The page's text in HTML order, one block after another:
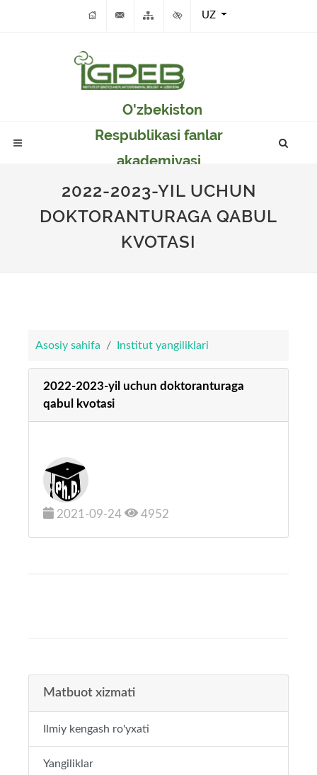
UZ
O'zbekiston
Respublikasi fanlar
akademiyasi
Genetika va o'simlikar
eksperimental
biologiyasi instituti
2022-2023-YIL UCHUN
DOKTORANTURAGA QABUL
KVOTASI
Asosiy sahifa Institut yangiliklari
2022-2023-yil uchun doktoranturaga
qabul kvotasi
2021-09-24 4952
Matbuot xizmati
Ilmiy kengash ro'yxati
Yangiliklar